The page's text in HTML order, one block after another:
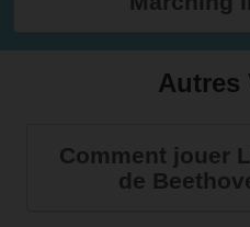
Autres
Comment jouer
de